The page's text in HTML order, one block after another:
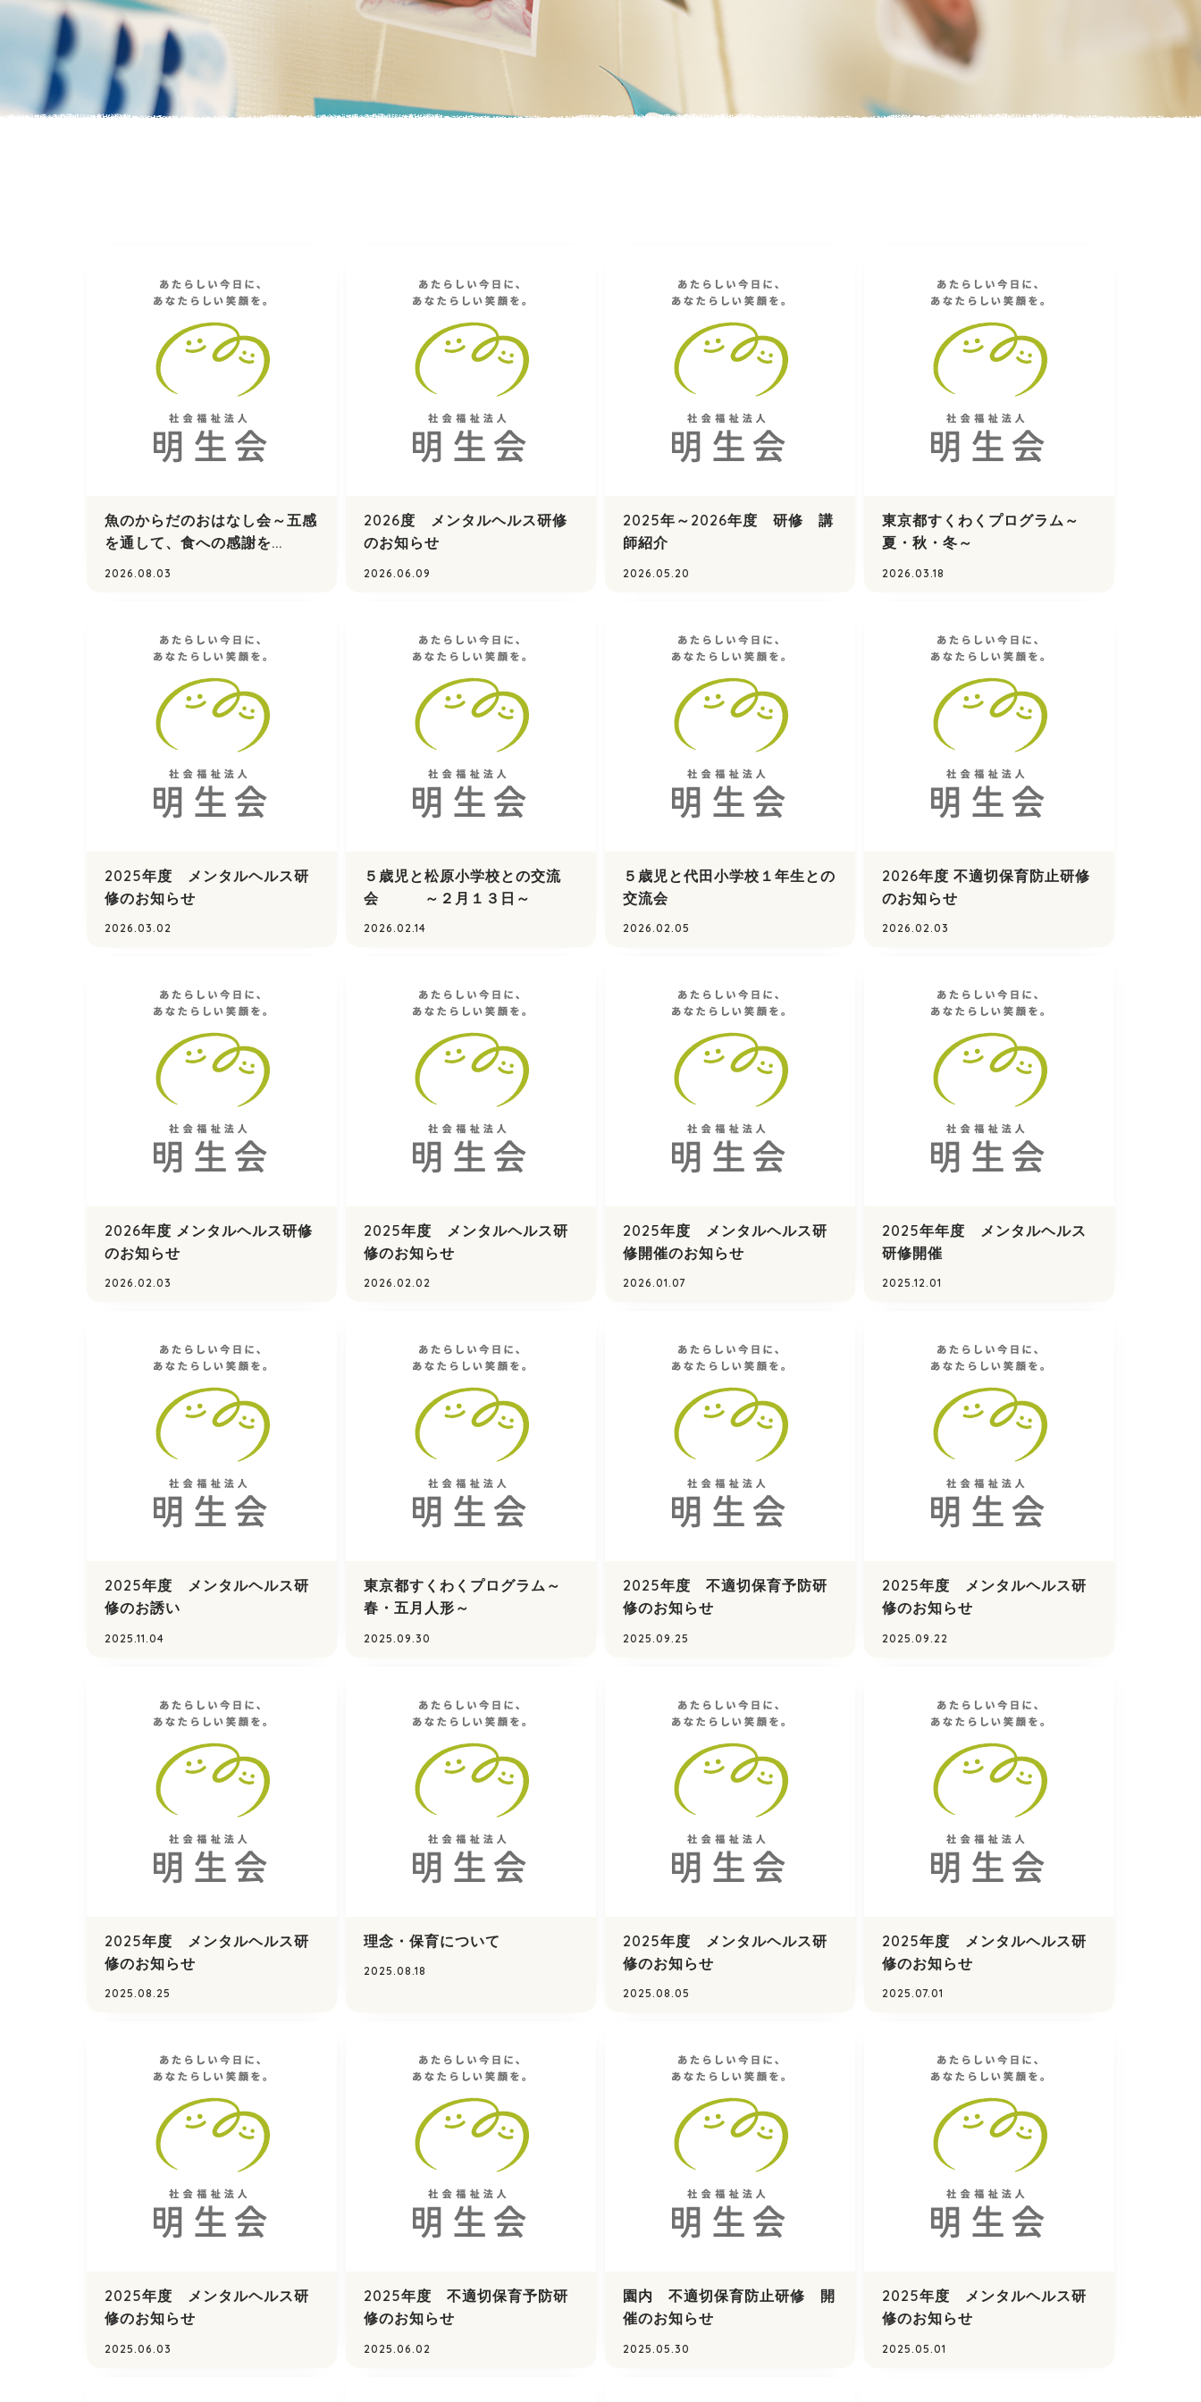
魚のからだのおはなし会～五感
を通して、食への感謝を...
2026.08.03
2026度 メンタルヘルス研修
のお知らせ
2026.06.09
2025年～2026年度 研修 講
師紹介
2026.05.20
東京都すくわくプログラム～
夏・秋・冬～
2026.03.18
2025年度 メンタルヘルス研
修のお知らせ
2026.03.02
５歳児と松原小学校との交流
会 ～２月１３日～
2026.02.14
５歳児と代田小学校１年生との
交流会
2026.02.05
2026年度 不適切保育防止研修
のお知らせ
2026.02.03
2026年度 メンタルヘルス研修
のお知らせ
2026.02.03
2025年度 メンタルヘルス研
修のお知らせ
2026.02.02
2025年度 メンタルヘルス研
修開催のお知らせ
2026.01.07
2025年年度 メンタルヘルス
研修開催
2025.12.01
2025年度 メンタルヘルス研
修のお誘い
2025.11.04
東京都すくわくプログラム～
春・五月人形～
2025.09.30
2025年度 不適切保育予防研
修のお知らせ
2025.09.25
2025年度 メンタルヘルス研
修のお知らせ
2025.09.22
2025年度 メンタルヘルス研
修のお知らせ
2025.08.25
理念・保育について
2025.08.18
2025年度 メンタルヘルス研
修のお知らせ
2025.08.05
2025年度 メンタルヘルス研
修のお知らせ
2025.07.01
2025年度 メンタルヘルス研
修のお知らせ
2025.06.03
2025年度 不適切保育予防研
修のお知らせ
2025.06.02
園内 不適切保育防止研修 開
催のお知らせ
2025.05.30
2025年度 メンタルヘルス研
修のお知らせ
2025.05.01